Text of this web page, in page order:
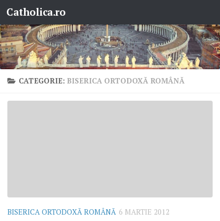
Skip to content
Catholica.ro
CATEGORIE: BISERICA ORTODOXĂ ROMÂNĂ
BISERICA ORTODOXĂ ROMÂNĂ 6 MARTIE 2012